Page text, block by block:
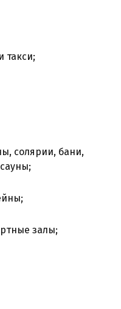
такси;
солярии, бани,
залы;